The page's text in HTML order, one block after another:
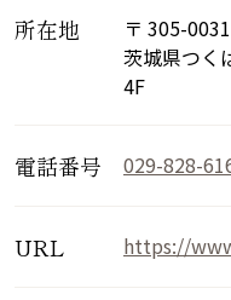
所在地
〒 305-0031
茨城県つく
4F
電話番号 029-828-
URL https://